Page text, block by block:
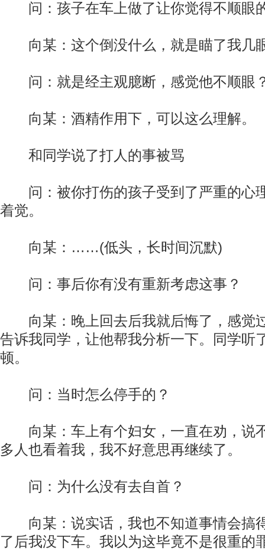
问：孩子在车上做了让你觉得不顺眼
向某：这个倒没什么，就是瞄了我几
问：就是经主观臆断，感觉他不顺眼
向某：酒精作用下，可以这么理解。
和同学说了打人的事被骂
问：被你打伤的孩子受到了严重的心
着觉。
向某：……(低头，长时间沉默)
问：事后你有没有重新考虑这事？
向某：晚上回去后我就后悔了，感觉
告诉我同学，让他帮我分析一下。同学听
顿。
问：当时怎么停手的？
向某：车上有个妇女，一直在劝，说
多人也看着我，我不好意思再继续了。
问：为什么没有去自首？
向某：说实话，我也不知道事情会搞
了后我没下车。我以为这毕竟不是很重的